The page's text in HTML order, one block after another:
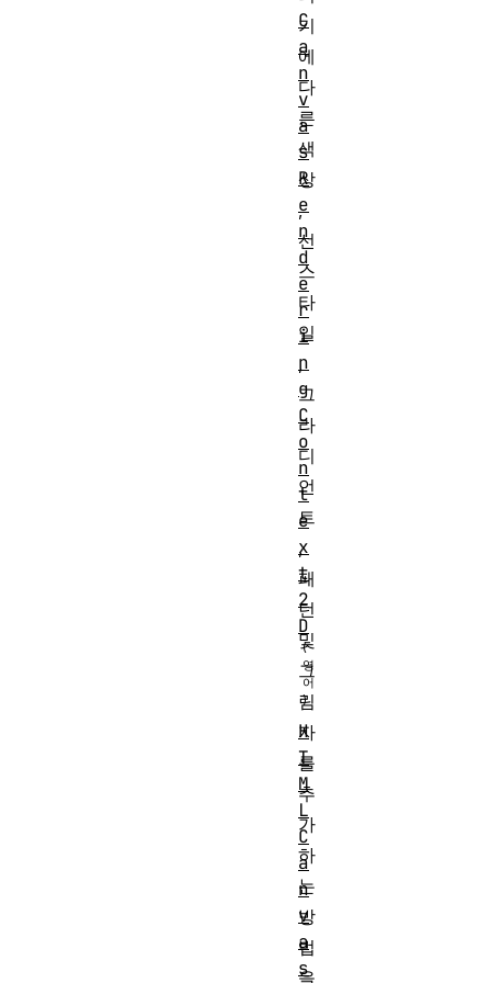
기
에
다
른
색
상
,
선
스
타
일
,
그
라
디
언
트
,
패
턴
및
그
림
자
를
추
가
하
는
방
법
을
C
a
n
v
a
s
R
e
n
d
e
r
i
n
g
C
o
n
t
e
x
t
2
D
H
T
M
L
C
a
n
v
a
s